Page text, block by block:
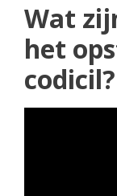
Wat
het
codicil?